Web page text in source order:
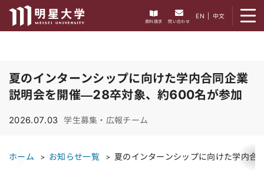
資料請求 問い合わせ
EN 中文
夏のインターンシップに向けた学内合同企業
説明会を開催—28卒対象、約600名が参加
2026.07.03 学生募集・広報チーム
ホーム お知らせ一覧 夏のインターンシップに向けた学内